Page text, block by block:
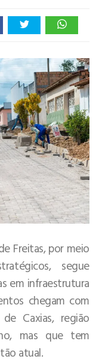
Freitas, por meio
segue
em infraestrutura
chegam com
Caxias, região
mas que tem
atual.